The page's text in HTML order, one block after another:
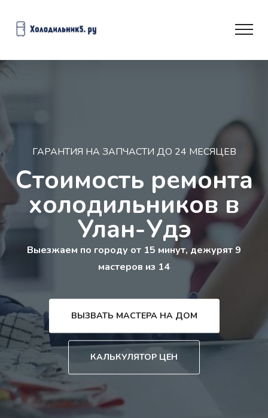
ГАРАНТИЯ НА ЗАПЧАСТИ ДО 24 МЕСЯЦЕВ
Стоимость ремонта
холодильников в
Улан-Удэ
Выезжаем по городу от 15 минут, дежурят 9
мастеров из 14
ВЫЗВАТЬ МАСТЕРА НА ДОМ
КАЛЬКУЛЯТОР ЦЕН